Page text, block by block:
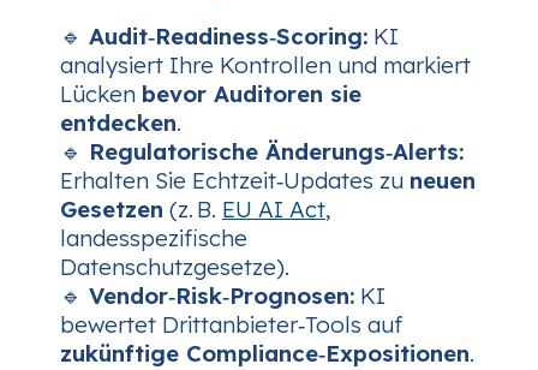
🔹 Audit‑Readiness‑Scoring: KI
analysiert Ihre Kontrollen und markiert
Lücken bevor Auditoren sie
entdecken.
🔹 Regulatorische Änderungs‑Alerts:
Erhalten Sie Echtzeit‑Updates zu neuen
Gesetzen (z. B. EU AI Act,
landesspezifische
Datenschutzgesetze).
🔹 Vendor‑Risk‑Prognosen: KI
bewertet Drittanbieter‑Tools auf
zukünftige Compliance‑Expositionen.